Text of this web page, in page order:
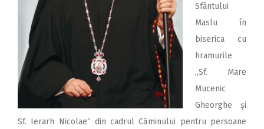
Sfântului
Maslu în
biserica cu
hramurile
„Sf. Mare
Mucenic
Gheorghe şi
Sf. Ierarh Nicolae“ din cadrul Căminului pentru persoane